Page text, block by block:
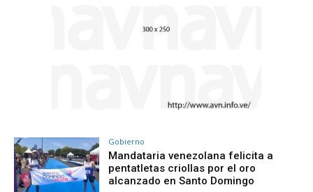
Gobierno
Mandataria venezolana felicita a
pentatletas criollas por el oro
alcanzado en Santo Domingo